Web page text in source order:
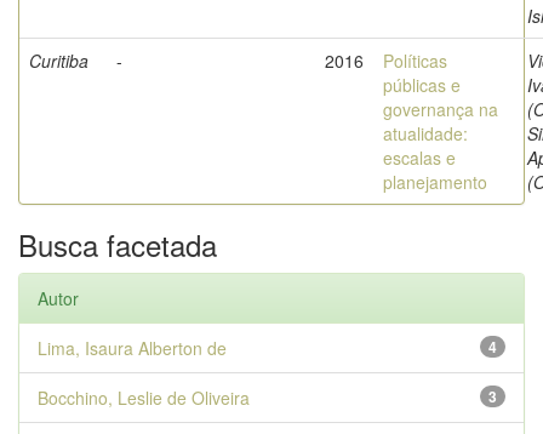
Curitiba
- 2016
Políticas
públicas e
governança na
atualidade:
escalas e
planejamento
Busca facetada
Autor
4
Lima, Isaura Alberton de
3
Bocchino, Leslie de Oliveira